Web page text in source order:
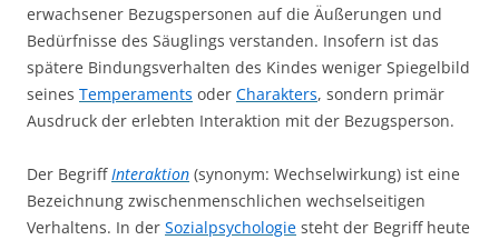
erwachsener Bezugspersonen auf die Äußerungen und
Bedürfnisse des Säuglings verstanden. Insofern ist das
spätere Bindungsverhalten des Kindes weniger Spiegelbild
seines Temperaments oder Charakters, sondern primär
Ausdruck der erlebten Interaktion mit der Bezugsperson.
Der BegriffInteraktion (synonym: Wechselwirkung) ist eine
Bezeichnung zwischenmenschlichen wechselseitigen
Verhaltens. In der Sozialpsychologie steht der Begriff heute